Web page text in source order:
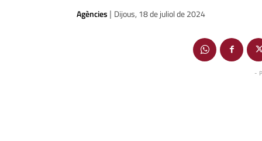
Agències | Dijous, 18 de juliol de 2024
-